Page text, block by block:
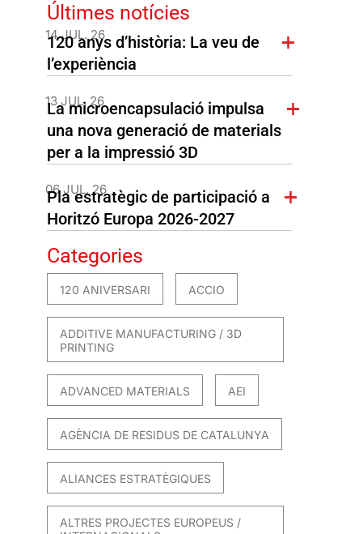
Últimes notícies
14 JUL. 26
120 anys d’història: La veu de
l’experiència
13 JUL. 26
La microencapsulació impulsa
una nova generació de materials
per a la impressió 3D
06 JUL. 26
Pla estratègic de participació a
Horitzó Europa 2026-2027
Categories
120 ANIVERSARI ACCIO
ADDITIVE MANUFACTURING / 3D
PRINTING
ADVANCED MATERIALS AEI
AGÈNCIA DE RESIDUS DE CATALUNYA
ALIANCES ESTRATÈGIQUES
ALTRES PROJECTES EUROPEUS /